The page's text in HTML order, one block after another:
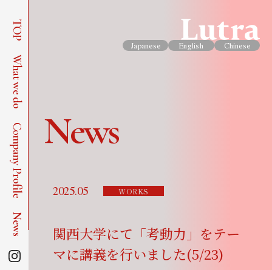
Japanese English Chinese
News
2025.05 WORKS
関西大学にて「考動力」をテー
マに講義を行いました(5/23)
TOP
What we do
Company Profile
News